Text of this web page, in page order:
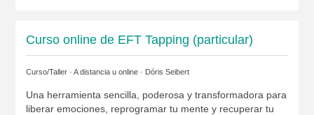
Curso online de EFT Tapping (particular)
Curso/Taller · A distancia u online · Dóris Seibert
Una herramienta sencilla, poderosa y transformadora para
liberar emociones, reprogramar tu mente y recuperar tu